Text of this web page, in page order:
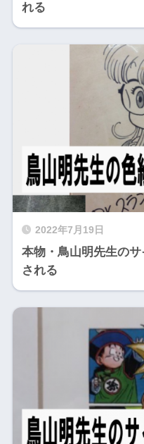
れる
2022年7月19日
本物・鳥山明先生の
される